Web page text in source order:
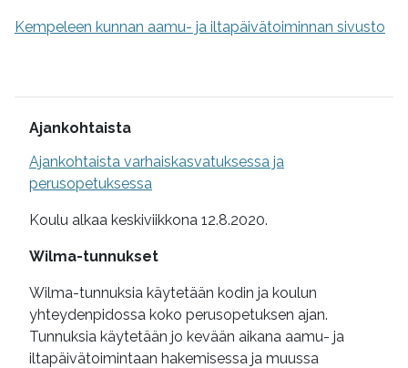
Kempeleen kunnan aamu- ja iltapäivätoiminnan sivusto
Lisätietoa
Ajankohtaista
Ajankohtaista varhaiskasvatuksessa ja
perusopetuksessa
Koulu alkaa keskiviikkona 12.8.2020.
Wilma-tunnukset
Wilma-tunnuksia käytetään kodin ja koulun
yhteydenpidossa koko perusopetuksen ajan.
Tunnuksia käytetään jo kevään aikana aamu- ja
iltapäivätoimintaan hakemisessa ja muussa